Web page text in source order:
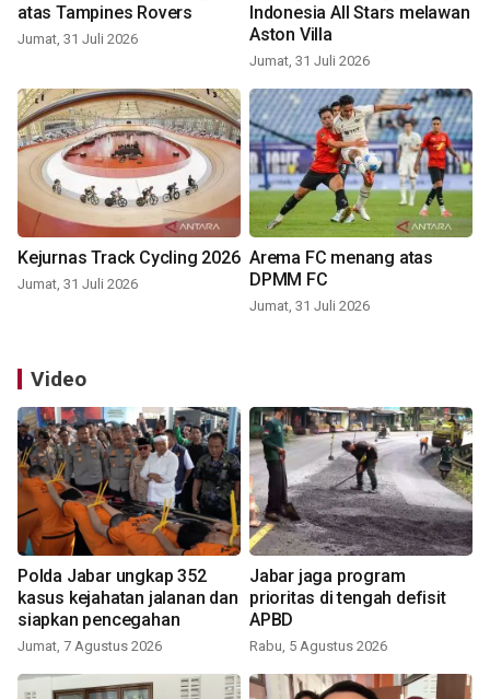
atas Tampines Rovers
Jumat, 31 Juli 2026
Indonesia All Stars melawan
Aston Villa
Jumat, 31 Juli 2026
Kejurnas Track Cycling 2026
Jumat, 31 Juli 2026
Arema FC menang atas
DPMM FC
Jumat, 31 Juli 2026
Video
Polda Jabar ungkap 352
kasus kejahatan jalanan dan
siapkan pencegahan
Jumat, 7 Agustus 2026
Jabar jaga program
prioritas di tengah defisit
APBD
Rabu, 5 Agustus 2026